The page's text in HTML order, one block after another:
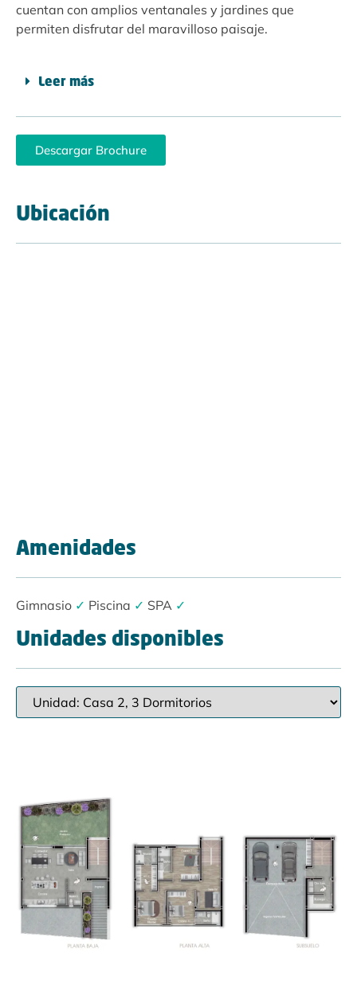
cuentan con amplios ventanales y jardines que
permiten disfrutar del maravilloso paisaje.
Leer más
Descargar Brochure
Ubicación
Amenidades
Gimnasio ✓ Piscina ✓ SPA ✓
Unidades disponibles